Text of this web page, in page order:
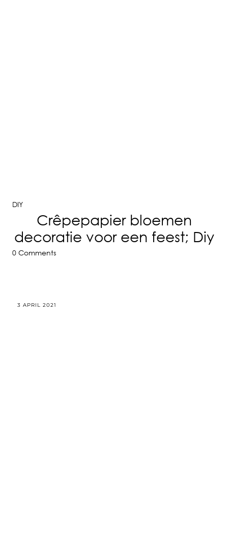
DIY
Crêpepapier bloemen
decoratie voor een feest; Diy
0 Comments
3 APRIL 2021